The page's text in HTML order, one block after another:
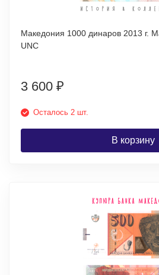
Македония 1000 динаров 2013 г.
UNC
3 600 ₽
Осталось 2 шт.
В корзину